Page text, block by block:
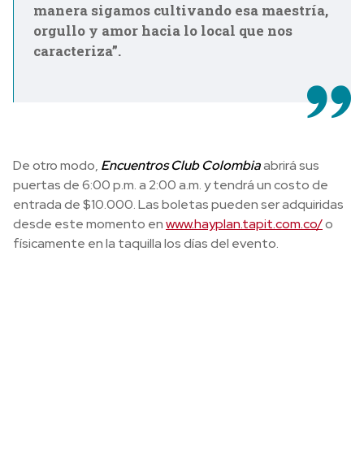
manera sigamos cultivando esa maestría,
orgullo y amor hacia lo local que nos
caracteriza”.
De otro modo, Encuentros Club Colombiaabrirá sus
puertas de 6:00 p.m. a 2:00 a.m. y tendrá un costo de
entrada de $10.000. Las boletas pueden ser adquiridas
desde este momento enwww.hayplan.tapit.com.co/o
físicamente en la taquilla los días del evento.